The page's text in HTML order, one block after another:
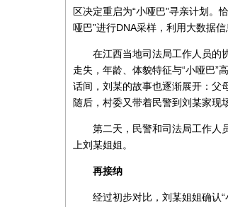
区决定重启为“小哑巴”寻亲计划。
哑巴”进行DNA采样，利用大数据
在江西当地司法局工作人员
走失，年龄、体貌特征与“小哑巴”
话间，刘某的故事也逐渐展开：父
随后，村委又带着民警到刘某家现
第二天，民警和司法局工作人
上刘某姐姐。
再接纳
经过初步对比，刘某姐姐确认